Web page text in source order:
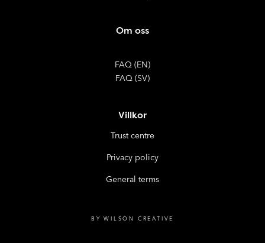
Om oss
FAQ (EN)
FAQ (SV)
Villkor
Trust centre
Privacy policy
General terms
BY WILSON CREATIVE